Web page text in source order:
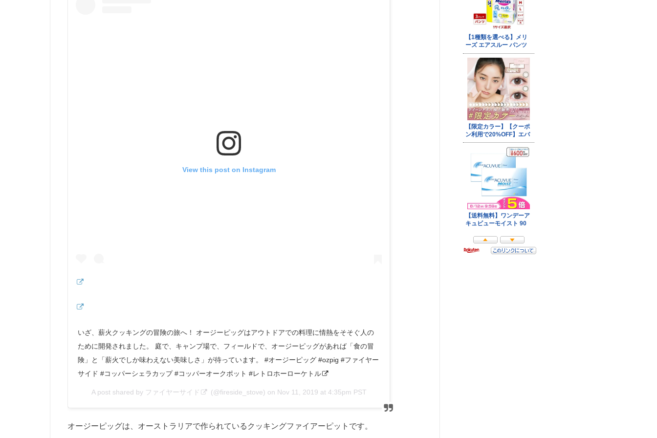
View this post on Instagram
いざ、薪火クッキングの冒険の旅へ！ オージーピッグはアウトドアでの料理に情熱をそそぐ人の
ために開発されました。 庭で、キャンプ場で、フィールドで、オージーピッグがあれば「食の冒
険」と「薪火でしか味わえない美味しさ」が待っています。 #オージーピッグ #ozpig #ファイヤー
サイド #コッパーシェラカップ #コッパーオークポット #レトロホーローケトル
A post shared by ファイヤーサイド (@fireside_stove) on Nov 11, 2019 at 4:35pm PST
オージーピッグは、オーストラリアで作られているクッキングファイアーピットです。